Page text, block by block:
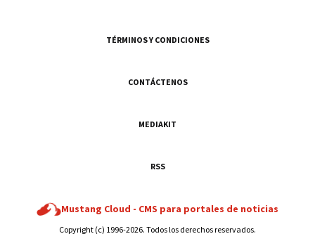
TÉRMINOS Y CONDICIONES
CONTÁCTENOS
MEDIAKIT
RSS
Mustang Cloud - CMS para portales de noticias
Copyright (c) 1996-2026. Todos los derechos reservados.